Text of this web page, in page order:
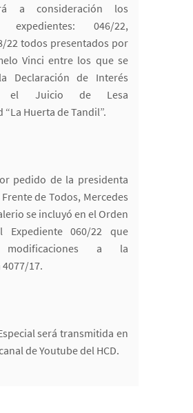
a consideración los
expedientes: 046/22,
22 todos presentados por
Vinci entre los que se
Declaración de Interés
el Juicio de Lesa
“La Huerta de Tandil”.
pedido de la presidenta
de Todos, Mercedes
se incluyó en el Orden
060/22 que
modificaciones a la
17.
será transmitida en
de Youtube del HCD.